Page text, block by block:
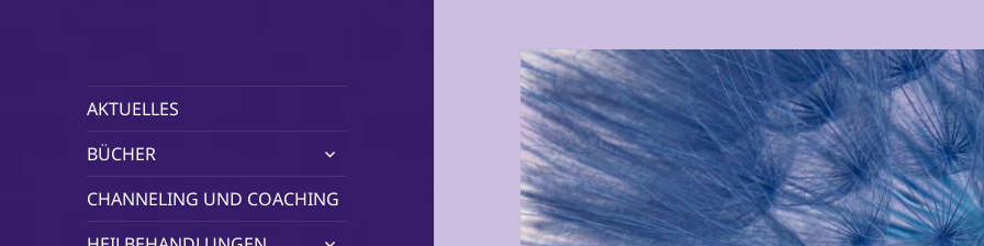
AKTUELLES
BÜCHER
untermenü
CHANNELING UND COACHING
untermenü